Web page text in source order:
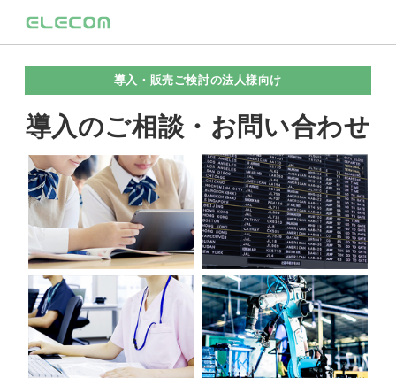
導入・販売ご検討の法人様向け
導入のご相談・お問い合わせ